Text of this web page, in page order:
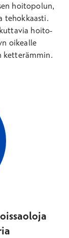
hoitopolun,
tehokkaasti.
hoito-
oikealle
ketterämmin.